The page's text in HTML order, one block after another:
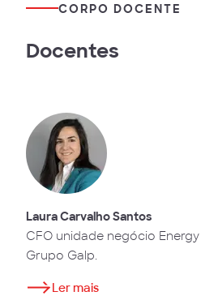
CORPO DOCENTE
Docentes
Laura Carvalho Santos
CFO unidade negócio
Grupo Galp.
Ler mais